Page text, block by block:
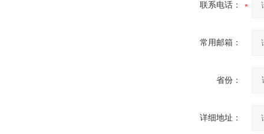
联系电话：
常用邮箱：
省份：
详细地址：